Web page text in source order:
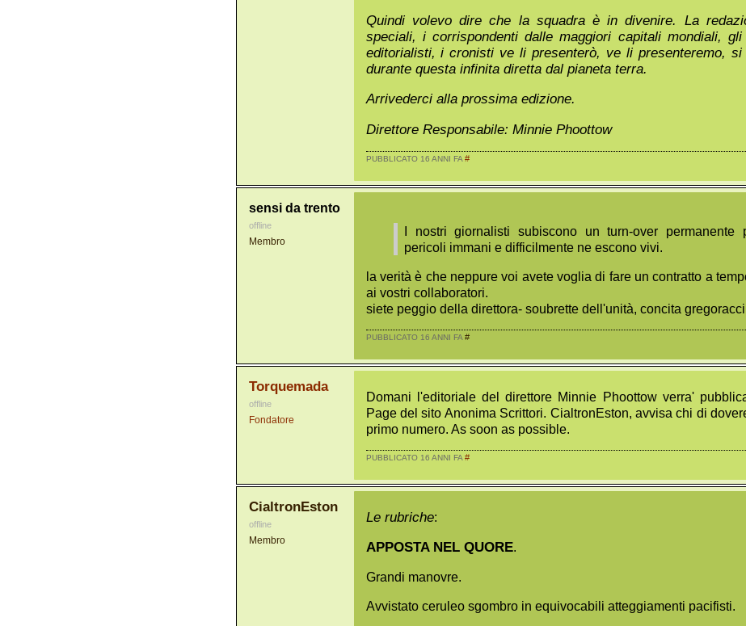
Quindi volevo dire che la squadra è in divenire. La
speciali, i corrispondenti dalle maggiori capitali mondiali,
editorialisti, i cronisti ve li presenterò, ve li presenteremo, si
durante questa infinita diretta dal pianeta terra.
Arrivederci alla prossima edizione.
Direttore Responsabile: Minnie Phoottow
PUBBLICATO 16 ANNI FA #
sensi da trento
offline
Membro
I nostri giornalisti subiscono un turn-over permanente
pericoli immani e difficilmente ne escono vivi.
la verità è che neppure voi avete voglia di fare un contratto a
ai vostri collaboratori.
siete peggio della direttora- soubrette dell'unità, concita
PUBBLICATO 16 ANNI FA #
Torquemada
offline
Fondatore
Domani l'editoriale del direttore Minnie Phoottow verra'
Page del sito Anonima Scrittori. CialtronEston, avvisa chi di
primo numero. As soon as possible.
PUBBLICATO 16 ANNI FA #
CialtronEston
offline
Membro
Le rubriche:
APPOSTA NEL QUORE.
Grandi manovre.
Avvistato ceruleo sgombro in equivocabili atteggiamenti pacifisti.